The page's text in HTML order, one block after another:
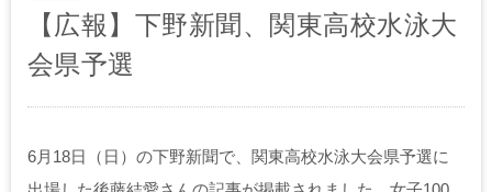
【広報】下野新聞、関東高校水泳大
会県予選
6月18日（日）の下野新聞で、関東高校水泳大会県予選に